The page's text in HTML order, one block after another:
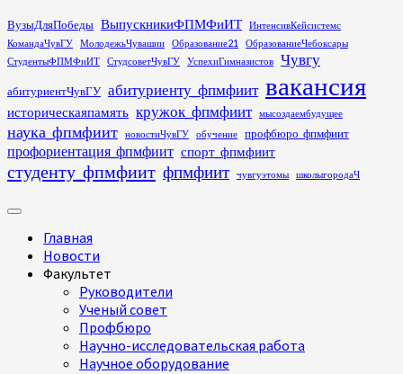
Перейти
к
содержимому
ВузыДляПобеды ВыпускникиФПМФиИТ
ИнтенсивКейсистемс
КомандаЧувГУ
МолодежьЧувашии Образование21
ОбразованиеЧебоксары
СтудентыФПМФиИТ
СтудсоветЧувГУ УспехиГимназистов Чувгу
абитуриентЧувГУ абитуриенту_фпмфиит вакансия
историческаяпамять кружок_фпмфиит мысоздаембудущее
наука_фпмфиит новостиЧувГУ обучение профбюро_фпмфиит
профориентация_фпмфиит спорт_фпмфиит
студенту_фпмфиит фпмфиит чувгуэтомы школыгородаЧ
Основное
Главная
Новости
Факультет
Руководители
Ученый совет
Профбюро
Научно-исследовательская работа
Научное оборудование